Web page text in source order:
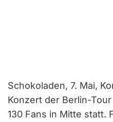
Schokoladen, 7. Mai,
Konzert der Berlin-
130 Fans in Mitte statt.